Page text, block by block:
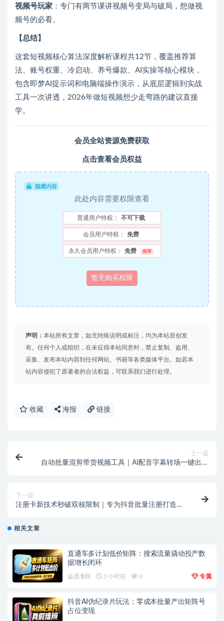
视频号玩家 ‌：专门有两节课讲视频号变局与破局，想做视
频号的必看。
【总结】
这套短视频核心算法深度解析课程共12节，覆盖推荐算
法、账号权重、冷启动、养号爆款、AI实操等核心模块，
包含即梦AI提示词和电脑端操作演示，从底层逻辑到实战
工具一次讲透，2026年做短视频想少走弯路的建议直接
学。
会员全站资源免费获取
点击查看会员权益
隐藏内容
此处内容需要权限查看
普通用户特权： 不可下载
会员用户特权： 免费
永久会员用户特权： 免费 推荐
暂无购买权限
声明： 本站所有文章，如无特殊说明或标注，均为本站原创发
布。任何个人或组织，在未征得本站同意时，禁止复制、盗用、
采集、发布本站内容到任何网站、书籍等各类媒体平台。如若本
站内容侵犯了原著者的合法权益，可联系我们进行处理。
收藏 海报 链接
上一篇
自动批量混剪带货视频工具｜AI配音字幕转场一键出片
下一篇
注册卡新技术秒破双核限制｜专为抖音批量注册打造｜
相关文章
直通车多计划低价矩阵：搜索流量撬动投产数
据增长闭环
会员专区 3 小时前 0 专属
抖音AI伪纪录片玩法：零成本批量产出矩阵号
占位变现